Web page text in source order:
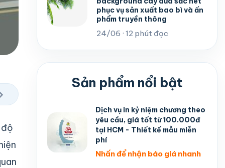
phục vụ sản xuất bao bì và ấn
phẩm truyền thông
24/06 · 12 phút đọc
Sản phẩm nổi bật
Dịch vụ in kỷ niệm chương theo
yêu cầu, giá tốt từ 100.000đ
tại HCM - Thiết kế mẫu miễn
phí
Nhấn để nhận báo giá nhanh